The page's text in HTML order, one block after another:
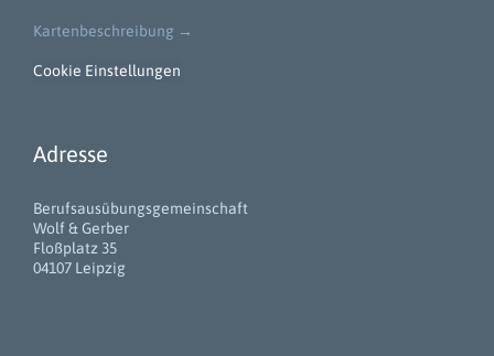
Kartenbeschreibung →
Cookie Einstellungen
Adresse
Berufsausübungsgemeinschaft
Wolf & Gerber
Floßplatz 35
04107 Leipzig